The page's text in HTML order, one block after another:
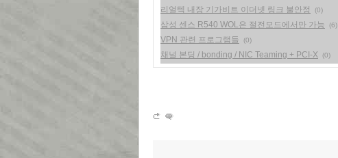
리얼텍 내장 기가비트 이더넷 링크 불안정 (0)
삼성 센스 R540 WOL은 절전모드에서만 가능 (6)
VPN 관련 프로그램들 (0)
채널 본딩 / bonding / NIC Teaming + PCI-X (0)